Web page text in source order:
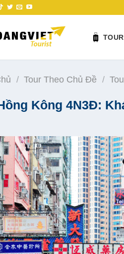
TOUR
/ Tour Theo Chủ Đề /
Kông 4N3Đ: